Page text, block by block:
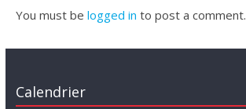
You must be logged in to post a comment.
Calendrier